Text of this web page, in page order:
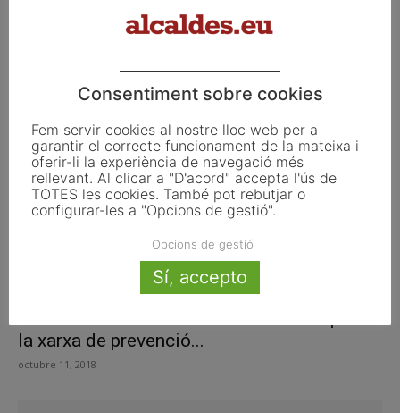
Trobada de Rosa Maria Perelló amb els
la xarxa de prevenció...
octubre 11, 2018
Consentiment sobre cookies
Fem servir cookies al nostre lloc web per a
garantir el correcte funcionament de la mateixa i
oferir-li la experiència de navegació més
rellevant. Al clicar a "D'acord" accepta l'ús de
TOTES les cookies. També pot rebutjar o
configurar-les a "Opcions de gestió".
Opcions de gestió
Sí, accepto